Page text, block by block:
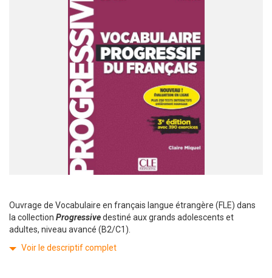
Ouvrage de Vocabulaire en français langue étrangère (FLE) dans
la collection Progressivedestiné aux grands adolescents et
adultes, niveau avancé (B2/C1).
Voir le descriptif complet